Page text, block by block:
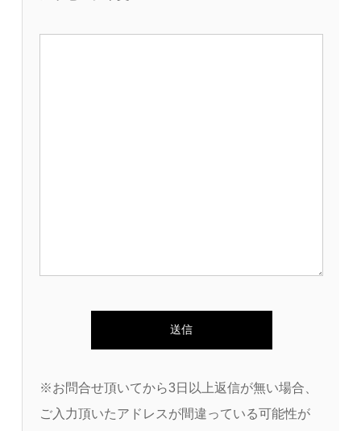
※お問合せ頂いてから3日以上返信が無い場合、
ご入力頂いたアドレスが間違っている可能性が